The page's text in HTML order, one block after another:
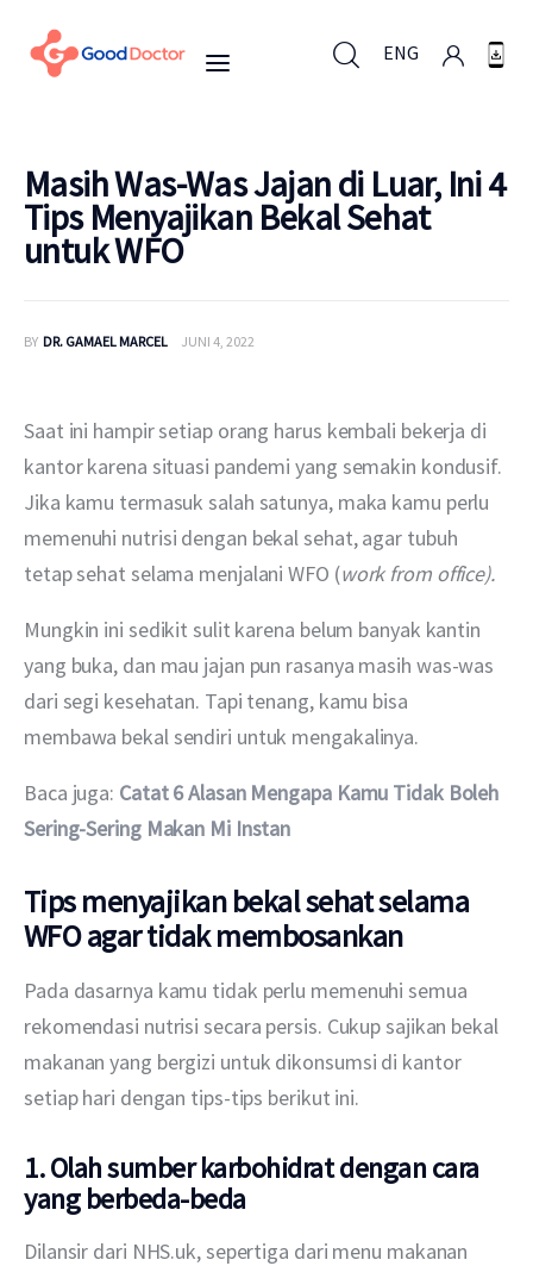
ENG
Untuk Bisnis
Berita
Layanan
Masih Was-Was Jajan di Luar, Ini 4
Tips Menyajikan Bekal Sehat
untuk WFO
BY DR. GAMAEL MARCEL JUNI 4, 2022
Saat ini hampir setiap orang harus kembali bekerja di
kantor karena situasi pandemi yang semakin kondusif.
Jika kamu termasuk salah satunya, maka kamu perlu
memenuhi nutrisi dengan bekal sehat, agar tubuh
tetap sehat selama menjalani WFO (work from office).
Mungkin ini sedikit sulit karena belum banyak kantin
yang buka, dan mau jajan pun rasanya masih was-was
dari segi kesehatan. Tapi tenang, kamu bisa
membawa bekal sendiri untuk mengakalinya.
Baca juga: Catat 6 Alasan Mengapa Kamu Tidak Boleh
Sering-Sering Makan Mi Instan
Tips menyajikan bekal sehat selama
WFO agar tidak membosankan
Pada dasarnya kamu tidak perlu memenuhi semua
rekomendasi nutrisi secara persis. Cukup sajikan bekal
makanan yang bergizi untuk dikonsumsi di kantor
setiap hari dengan tips-tips berikut ini.
1. Olah sumber karbohidrat dengan cara
yang berbeda-beda
Dilansir dari NHS.uk, sepertiga dari menu makanan